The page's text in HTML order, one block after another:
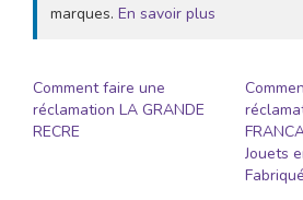
marques. En savoir plus
Comment faire une
réclamation LA GRANDE
RECRE
Jouets